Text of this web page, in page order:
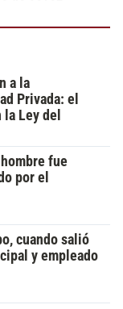
a la
Privada: el
Ley del
fue
por el
cuando salió
y empleado